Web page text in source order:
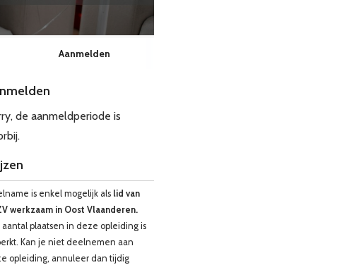
Aanmelden
de aanmeldperiode is
is enkel mogelijk als lid van
werkzaam in Oost Vlaanderen.
aantal plaatsen in deze opleiding is
Kan je niet deelnemen aan
opleiding, annuleer dan tijdig